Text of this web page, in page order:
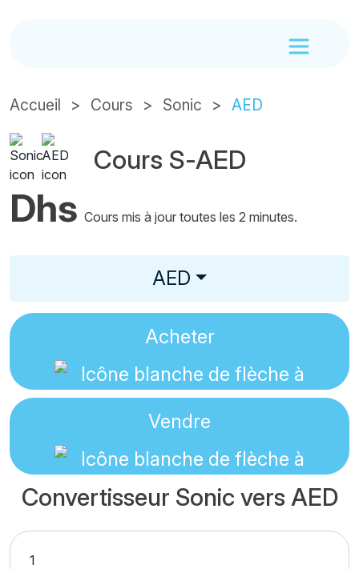
Accueil Cours Sonic AED
Cours S-AED
Dhs Cours mis à jour toutes les 2 minutes.
AED
Acheter
Vendre
Convertisseur Sonic vers AED